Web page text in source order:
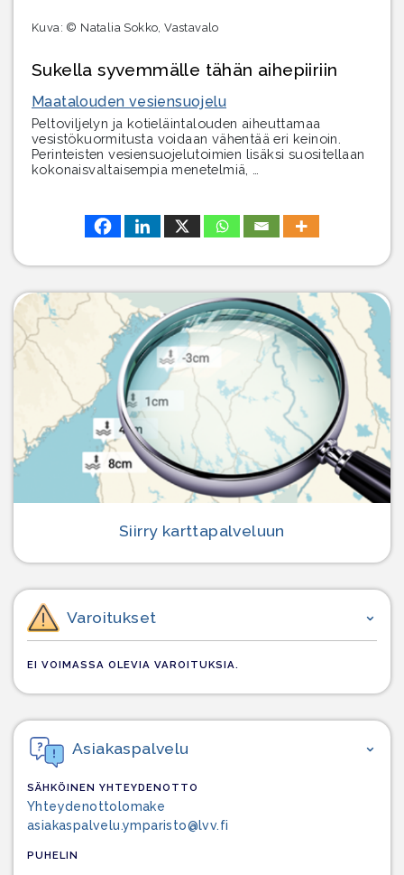
Kuva: © Natalia Sokko, Vastavalo
Sukella syvemmälle tähän aihepiiriin
Maatalouden vesiensuojelu
Peltoviljelyn ja kotieläintalouden aiheuttamaa
vesistökuormitusta voidaan vähentää eri keinoin.
Perinteisten vesiensuojelutoimien lisäksi suositellaan
kokonaisvaltaisempia menetelmiä, …
Siirry karttapalveluun
Varoitukset
EI VOIMASSA OLEVIA VAROITUKSIA.
Asiakaspalvelu
SÄHKÖINEN YHTEYDENOTTO
Yhteydenottolomake
asiakaspalvelu.ymparisto@lvv.fi
PUHELIN